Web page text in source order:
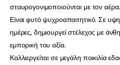
σταυρογονιμοποιούνται με τον αέρα.
Είναι φυτό ψυχροαπαιτητικό. Σε
ημέρες, δημιουργεί στέλεχος με
εμπορική του αξία.
Καλλιεργείται σε μεγάλη ποικιλία